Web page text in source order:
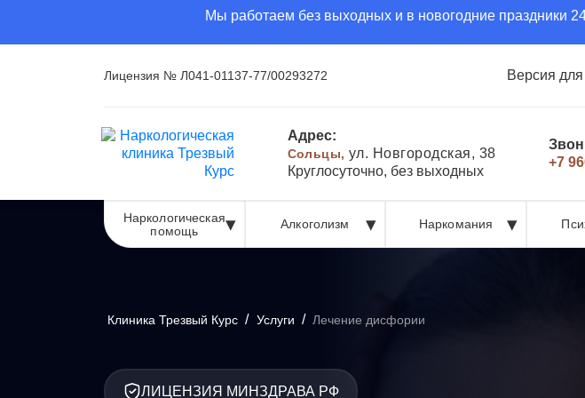
Мы работаем без выходных и в новогодние праздники
Лицензия № Л041-01137-77/00293272 Версия
Адрес:
Сольцы, ул. Новгородская, 38
Круглосуточно, без выходных
+7
Наркологическая
помощь
Алкоголизм Наркомания
Клиника Трезвый Курс / Услуги / Лечение дисфории
ЛИЦЕНЗИЯ МИНЗДРАВА РФ